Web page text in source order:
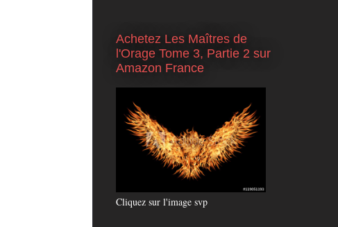
Achetez Les Maîtres de
l'Orage Tome 3, Partie 2 sur
Amazon France
Cliquez sur l'image svp